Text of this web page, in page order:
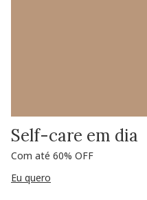
Self-care em dia
Com até 60% OFF
Eu quero